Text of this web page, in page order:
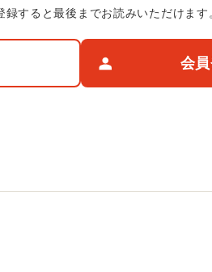
録すると最後までお読みいただけます
会